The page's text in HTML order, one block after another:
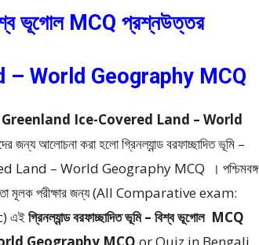
ভূগোল MCQ প্রশ্নউত্তর
– World Geography MCQ
| Greenland Ice-Covered Land – World
জন্য আলোচনা করা হলো গ্রিনল্যান্ড বরফাচ্ছাদিত ভূমি –
Land – World Geography MCQ । পশ্চিমবঙ্গ
মূলক পরীক্ষার জন্য (All Comparative exam:
এইগ্রিনল্যান্ড বরফাচ্ছাদিত ভূমি – বিশ্ব ভূগোল MCQ